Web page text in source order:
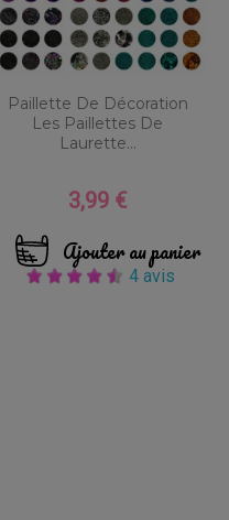
Paillette De Décoration
Les Paillettes De
Laurette...
Prix
3,99 €
Ajouter au panier
4 avis